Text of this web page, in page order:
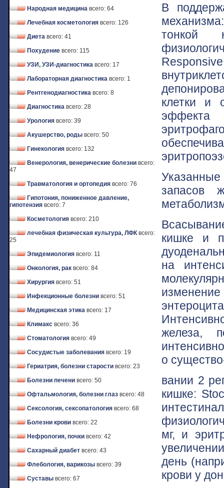
Народная медицина всего: 64
Лечебная косметология всего: 126
Диета всего: 41
Похудение всего: 115
УЗИ, УЗИ-диагностика всего: 17
Лабораторная диагностика всего: 1
Рентгенодиагностика всего: 8
Диагностика всего: 28
Урология всего: 39
Акушерство, роды всего: 50
Гинекология всего: 132
Венерология, венерические болезни всего:
47
Травматология и ортопедия всего: 76
Гипотония, пониженное давление,
гипотензия всего: 7
Косметология всего: 210
лечебная физическая культура, ЛФК всего:
25
Эпидемиология всего: 11
Онкология, рак всего: 84
Хирургия всего: 51
Инфекционные болезни всего: 51
Медицинская этика всего: 17
Климакс всего: 36
Стоматология всего: 49
Сосудистые заболевания всего: 19
Гериатрия, болезни старости всего: 23
Болезни печени всего: 50
Офтальмология, болезни глаз всего: 48
Сексология, сексопатология всего: 68
Болезни крови всего: 22
Нефрология, почки всего: 42
Сахарный диабет всего: 43
Флебология, варикозы всего: 39
Суставы всего: 67
В
тонкой
клетки и
эффекта
запасов
кишке и
на
железа,
о
вании 2
кишке:
мг, и
день
крови у